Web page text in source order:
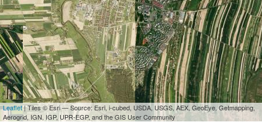
Leaflet| Tiles © Esri — Source: Esri, i-cubed, USDA, USGS, AEX, GeoEye, Getmapping,
Aerogrid, IGN, IGP, UPR-EGP, and the GIS User Community